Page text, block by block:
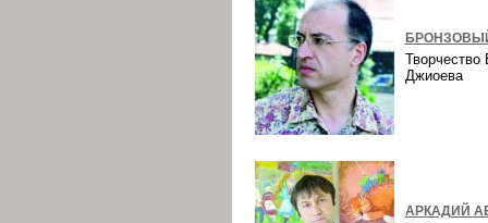
Творчество
Джиоева
АРКАДИЙ